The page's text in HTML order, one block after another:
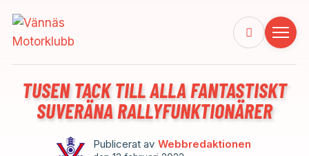
TUSEN TACK TILL ALLA FANTASTISKT
SUVERÄNA RALLYFUNKTIONÄRER
Publicerat av Webbredaktionen